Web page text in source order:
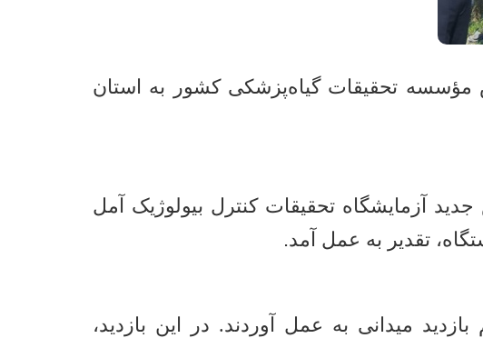
تحقیقات گیاه‌پزشکی کشور به استان
آزمایشگاه تحقیقات کنترل بیولوژیک آمل
تقدیر به عمل آمد.
میدانی به عمل آوردند. در این بازدید،